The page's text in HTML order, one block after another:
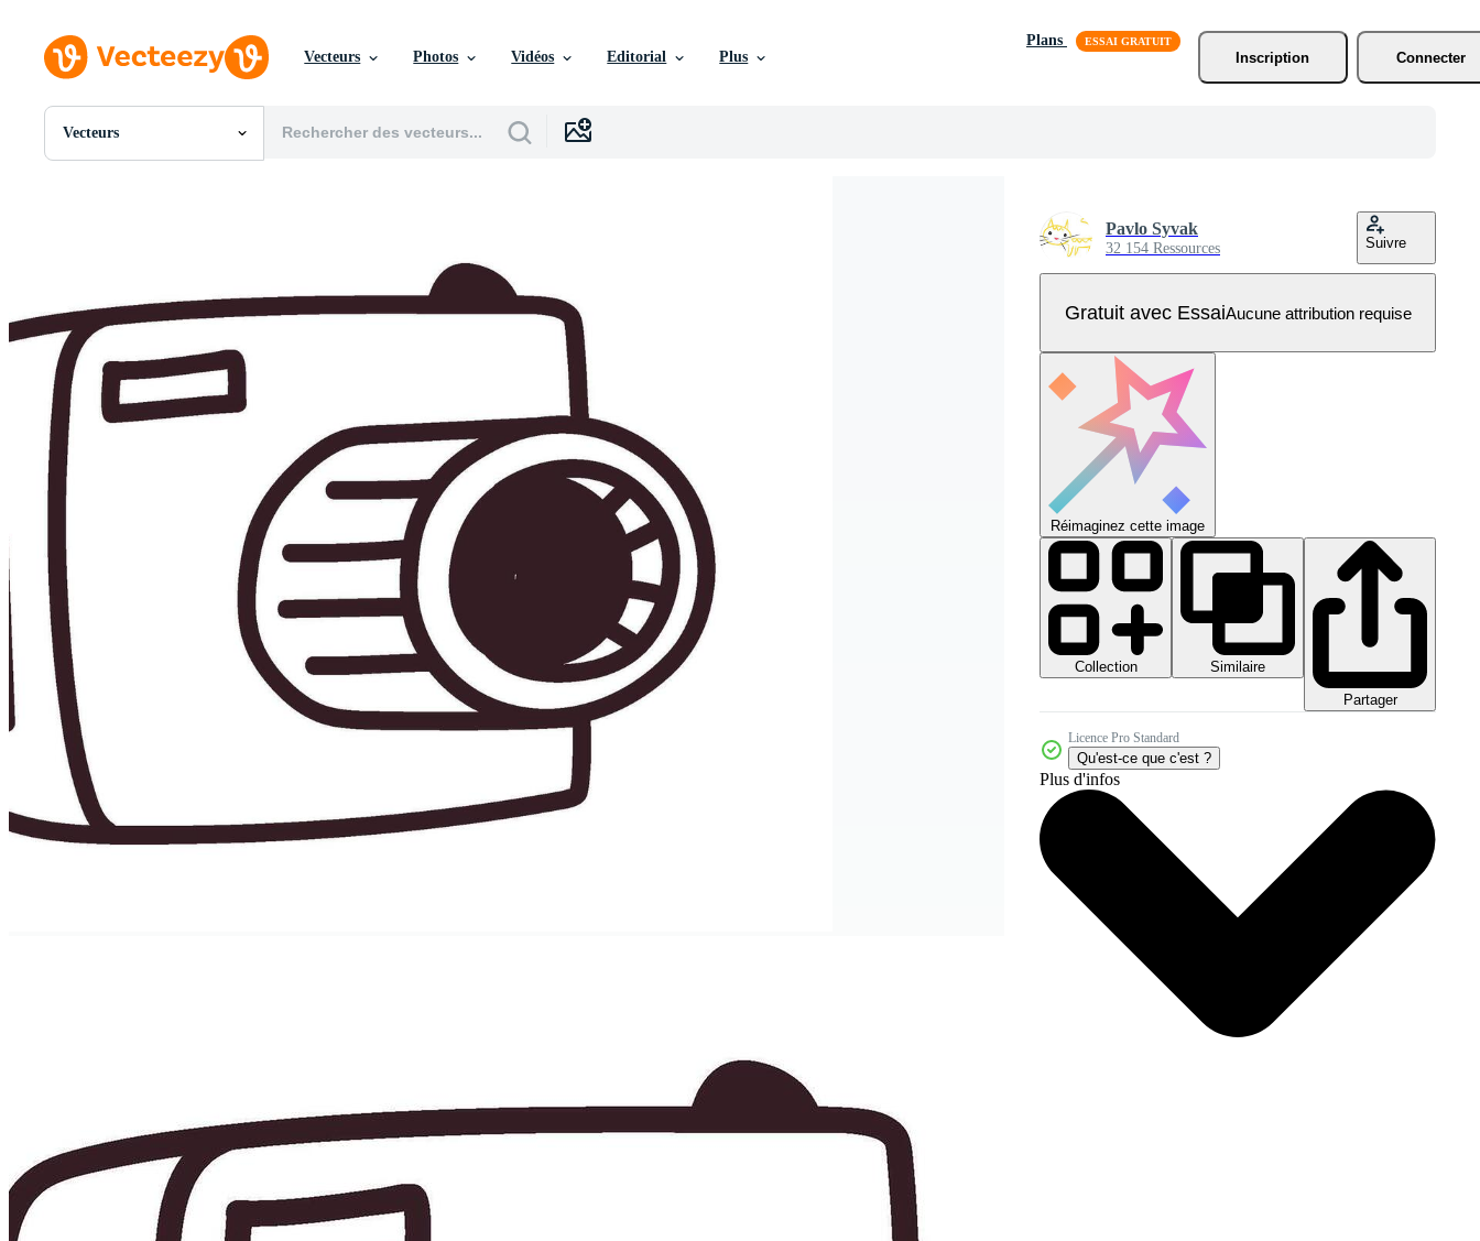
Vecteurs Photos Vidéos Editorial Plus
Plans
Inscription
Connecter
Vecteurs
Toutes Images
Vidéos
Motion graphics
Images Éditoriales
Événements Éditoriaux
Pavlo Syvak
32 154 Ressources Suivre
Gratuit avec EssaiAucune attribution requise
Réimaginez cette image
Collection
Similaire
Partager
Licence Pro Standard
Qu'est-ce que c'est ?
Plus d'infos